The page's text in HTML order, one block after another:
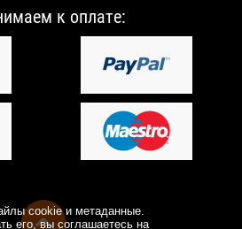
к оплате:
cookie и метаданные.
его, вы соглашаетесь на